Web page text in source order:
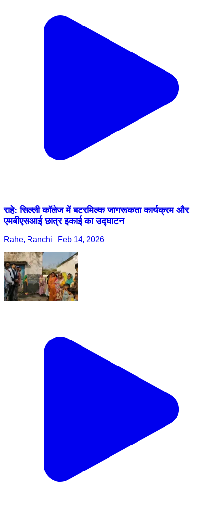
राहे: सिल्ली कॉलेज में बटरमिल्क जागरूकता कार्यक्रम और
एमबीएसआई छात्र इकाई का उद्घाटन
Rahe, Ranchi | Feb 14, 2026